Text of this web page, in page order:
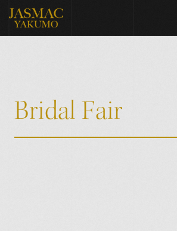
Ceremony
挙式スタイル
Party Style
Bridal Fair